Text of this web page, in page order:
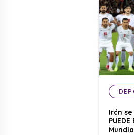
Irán